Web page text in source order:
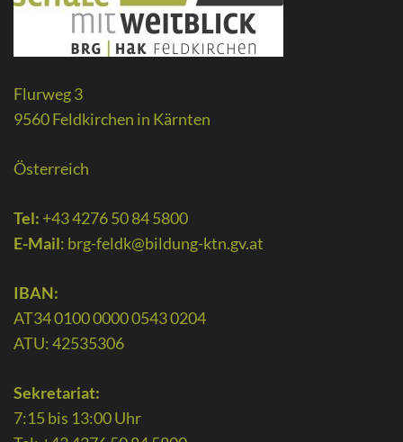
Flurweg 3
9560 Feldkirchen in Kärnten
Österreich
Tel: +43 4276 50 84 5800
E-Mail: brg-feldk@bildung-ktn.gv.at
IBAN:
AT34 0100 0000 0543 0204
ATU: 42535306
Sekretariat:
7:15 bis 13:00 Uhr